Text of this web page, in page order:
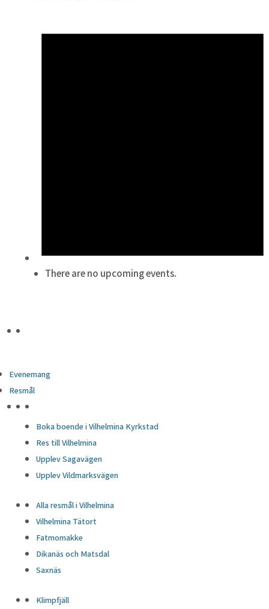
There are no upcoming events.
Evenemang
Resmål
Boka boende i Vilhelmina Kyrkstad
Res till Vilhelmina
Upplev Sagavägen
Upplev Vildmarksvägen
Alla resmål i Vilhelmina
Vilhelmina Tätort
Fatmomakke
Dikanäs och Matsdal
Saxnäs
Klimpfjäll